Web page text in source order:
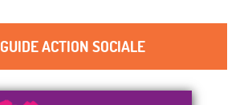
GUIDE ACTION SOCIALE